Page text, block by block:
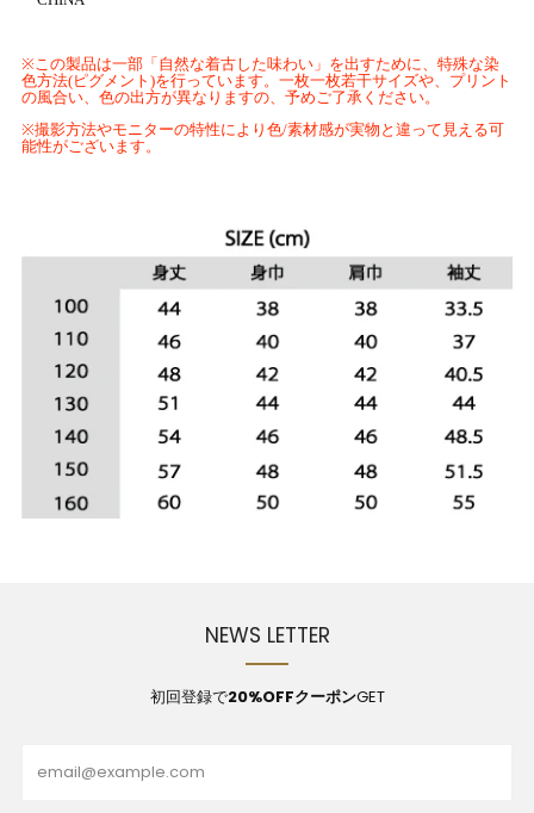
※この製品は一部「自然な着古した味わい」を出すために、特殊な染
色方法(ピグメント )を行っています。一枚一枚若干サイズや、プリント
の風合い、色の出方が異なりますの、予めご了承ください。
※撮影方法やモニターの特性により色/素材感が実物と違って見える可
能性がございます。
NEWS LETTER
初回登録で20%OFFクーポンGET